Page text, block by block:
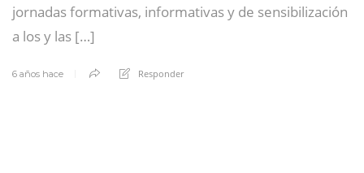
jornadas formativas, informativas y de sensibilización
a los y las […]
6 años hace Responder